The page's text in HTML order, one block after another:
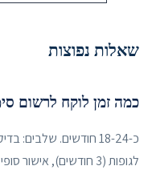
שאלות נפוצות
כמה זמן לוקח לרשום